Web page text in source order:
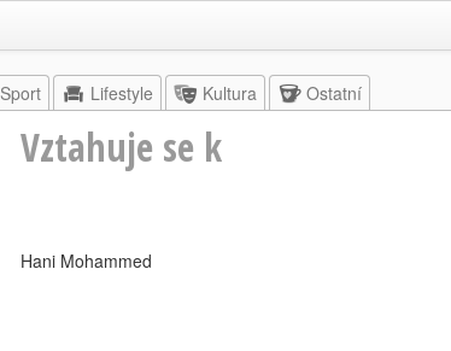
Sport Lifestyle Kultura Ostatní
Vztahuje se k
Hani Mohammed